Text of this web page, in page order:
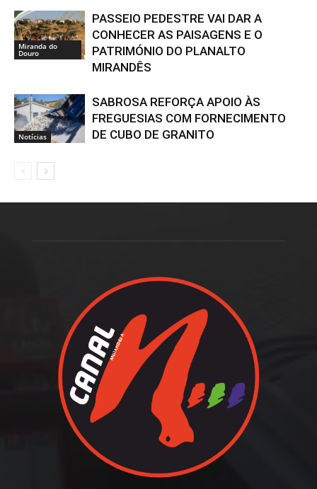
Miranda do
Douro
PASSEIO PEDESTRE VAI DAR A
CONHECER AS PAISAGENS E O
PATRIMÓNIO DO PLANALTO
MIRANDÊS
Notícias
SABROSA REFORÇA APOIO ÀS
FREGUESIAS COM FORNECIMENTO
DE CUBO DE GRANITO